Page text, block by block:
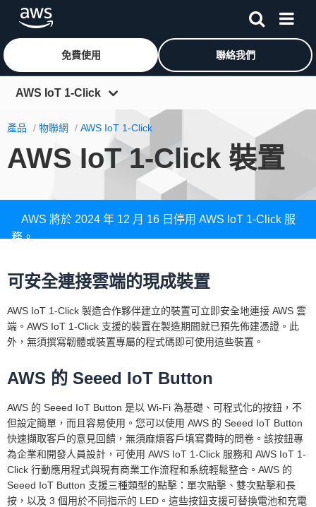
跳至主要內容
免費使用 聯絡我們
AWS IoT 1-Click
概觀
IoT 服務
裝置
產品 物聯網 AWS IoT 1-Click
AWS IoT 1-Click 裝置
AWS 將於 2024 年 12 月 16 日停用 AWS IoT 1-Click 服
務。
可安全連接雲端的現成裝置
AWS IoT 1-Click 製造合作夥伴建立的裝置可立即安全地連接 AWS 雲
端。AWS IoT 1-Click 支援的裝置在製造期間就已預先佈建憑證。此
外，無須撰寫韌體或裝置專屬的程式碼即可使用這些裝置。
AWS 的 Seeed IoT Button
AWS 的 Seeed IoT Button 是以 Wi-Fi 為基礎、可程式化的按鈕，不
但設定簡單，而且容易使用。您可以使用 AWS 的 Seeed IoT Button
快速擷取客戶的意見回饋，無須麻煩客戶填寫費時的問卷。該按鈕專
為企業和開發人員設計，可使用 AWS IoT 1-Click 服務和 AWS IoT 1-
Click 行動應用程式與現有商業工作流程和系統輕鬆整合。AWS 的
Seeed IoT Button 支援三種類型的點擊：單次點擊、雙次點擊和長
按，以及 3 個用於不同指示的 LED。這些按鈕支援可替換電池和充電